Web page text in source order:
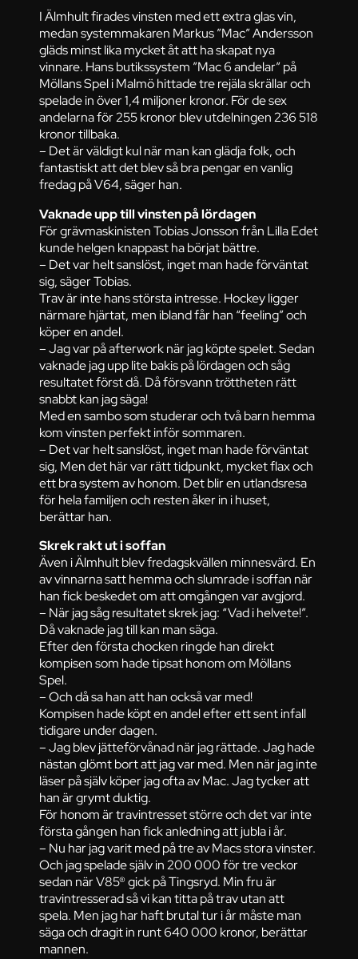
I Älmhult firades vinsten med ett extra glas vin,
medan systemmakaren Markus ”Mac” Andersson
gläds minst lika mycket åt att ha skapat nya
vinnare. Hans butikssystem ”Mac 6 andelar” på
Möllans Spel i Malmö hittade tre rejäla skrällar och
spelade in över 1,4 miljoner kronor. För de sex
andelarna för 255 kronor blev utdelningen 236 518
kronor tillbaka.
– Det är väldigt kul när man kan glädja folk, och
fantastiskt att det blev så bra pengar en vanlig
fredag på V64, säger han.
Vaknade upp till vinsten på lördagen
För grävmaskinisten Tobias Jonsson från Lilla Edet
kunde helgen knappast ha börjat bättre.
– Det var helt sanslöst, inget man hade förväntat
sig, säger Tobias.
Trav är inte hans största intresse. Hockey ligger
närmare hjärtat, men ibland får han “feeling” och
köper en andel.
– Jag var på afterwork när jag köpte spelet. Sedan
vaknade jag upp lite bakis på lördagen och såg
resultatet först då. Då försvann tröttheten rätt
snabbt kan jag säga!
Med en sambo som studerar och två barn hemma
kom vinsten perfekt inför sommaren.
– Det var helt sanslöst, inget man hade förväntat
sig, Men det här var rätt tidpunkt, mycket flax och
ett bra system av honom. Det blir en utlandsresa
för hela familjen och resten åker in i huset,
berättar han.
Skrek rakt ut i soffan
Även i Älmhult blev fredagskvällen minnesvärd. En
av vinnarna satt hemma och slumrade i soffan när
han fick beskedet om att omgången var avgjord.
– När jag såg resultatet skrek jag: “Vad i helvete!”.
Då vaknade jag till kan man säga.
Efter den första chocken ringde han direkt
kompisen som hade tipsat honom om Möllans
Spel.
– Och då sa han att han också var med!
Kompisen hade köpt en andel efter ett sent infall
tidigare under dagen.
– Jag blev jätteförvånad när jag rättade. Jag hade
nästan glömt bort att jag var med. Men när jag inte
läser på själv köper jag ofta av Mac. Jag tycker att
han är grymt duktig.
För honom är travintresset större och det var inte
första gången han fick anledning att jubla i år.
– Nu har jag varit med på tre av Macs stora vinster.
Och jag spelade själv in 200 000 för tre veckor
sedan när V85® gick på Tingsryd. Min fru är
travintresserad så vi kan titta på trav utan att
spela. Men jag har haft brutal tur i år måste man
säga och dragit in runt 640 000 kronor, berättar
mannen.